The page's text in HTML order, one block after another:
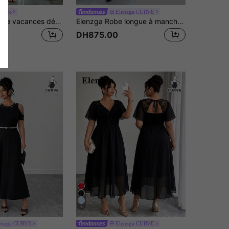
Cravure Robe de vacances décontractée pour femmes de grande taille, style vintage français élégant, épaules drapées, taille cintrée, garniture en dentelle argentée
Elenzga CURVE
Elenzga Robe longue à manches longues, col rond, avec décoration florale et taille cintrée en forme de ligne A. Élégante pour les sorties, les rendez-vous et les rassemblements. Tailles plus.
DH875.00
CURVE
5
Elenzga CURVE